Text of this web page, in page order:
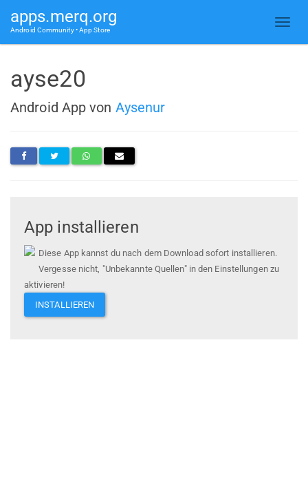
apps.merq.org
Android Community • App Store
ayse20
Android App von Aysenur
App installieren
Diese App kannst du nach dem Download sofort installieren.
Vergesse nicht, "Unbekannte Quellen" in den Einstellungen zu
aktivieren!
INSTALLIEREN